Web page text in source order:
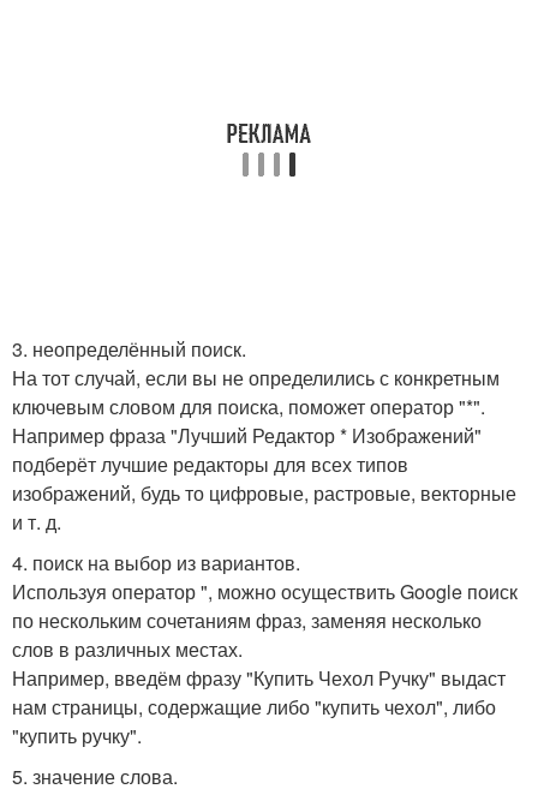
3. неопределённый поиск.
На тот случай, если вы не определились с конкретным
ключевым словом для поиска, поможет оператор "*".
Например фраза "Лучший Редактор * Изображений"
подберёт лучшие редакторы для всех типов
изображений, будь то цифровые, растровые, векторные
и т. д.
4. поиск на выбор из вариантов.
Используя оператор ", можно осуществить Google поиск
по нескольким сочетаниям фраз, заменяя несколько
слов в различных местах.
Например, введём фразу "Купить Чехол Ручку" выдаст
нам страницы, содержащие либо "купить чехол", либо
"купить ручку".
5. значение слова.